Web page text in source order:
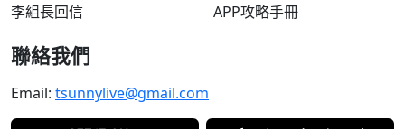
李組長回信
APP攻略手冊
聯絡我們
Email: tsunnylive@gmail.com